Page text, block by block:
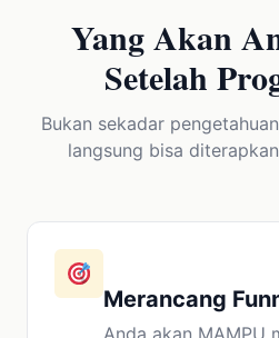
Yang Akan
Setelah
Bukan sekadar
langsung bisa
Merancang
Anda akan MAMPU